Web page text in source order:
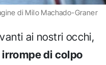
di Milo Machado-Graner
ai nostri occhi,
irrompe di colpo